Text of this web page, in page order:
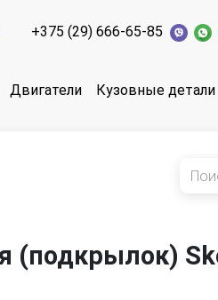
+375 (29) 666-65-85
Двигатели Кузовные детали
(подкрылок)